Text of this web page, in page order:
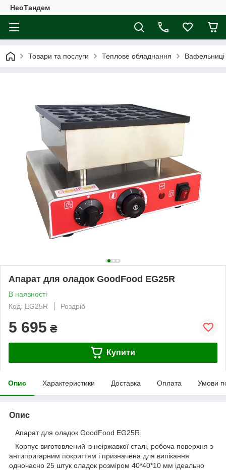
НеоТандем
Товари та послуги Теплове обладнання Вафельниці
Апарат для оладок GoodFood EG25R
В наявності
Код: EG25R
Роздріб
5 695 ₴
Купити
Опис Характеристики Доставка Оплата Умови
Опис
Апарат для оладок GoodFood EG25R.
Корпус виготовлений із неіржавкої сталі, робоча поверхня з
антипригарним покриттям і призначена для випікання
одночасно 25 штук оладок розміром 40*40*10 мм ідеально